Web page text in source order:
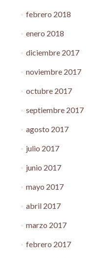
febrero 2018
enero 2018
diciembre 2017
noviembre 2017
octubre 2017
septiembre 2017
agosto 2017
julio 2017
junio 2017
mayo 2017
abril 2017
marzo 2017
febrero 2017